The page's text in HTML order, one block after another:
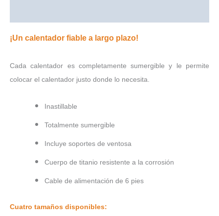
¡Un calentador fiable a largo plazo!
Cada calentador es completamente sumergible y le permite
colocar el calentador justo donde lo necesita.
Inastillable
Totalmente sumergible
Incluye soportes de ventosa
Cuerpo de titanio resistente a la corrosión
Cable de alimentación de 6 pies
Cuatro tamaños disponibles: